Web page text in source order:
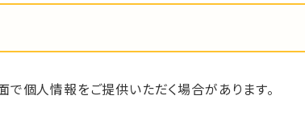
で個人情報をご提供いただく場合があります。